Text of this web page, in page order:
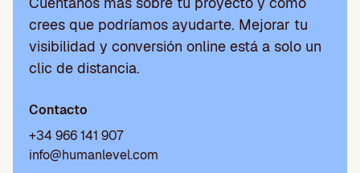
crees que podríamos ayudarte. Mejorar tu
visibilidad y conversión online está a solo un
clic de distancia.
Contacto
+34 966 141 907
info@humanlevel.com